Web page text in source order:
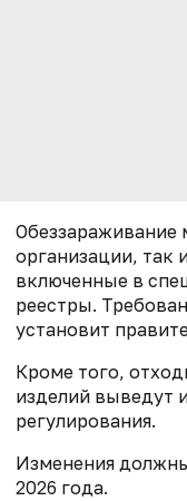
Обеззараживание
организации, так
включенные в
реестры.
установит
Кроме того,
изделий выведут
регулирования.
Изменения
2026 года.